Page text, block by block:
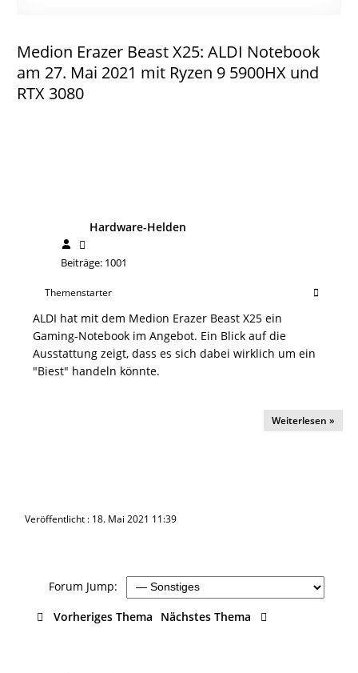
Medion Erazer Beast X25: ALDI Notebook
am 27. Mai 2021 mit Ryzen 9 5900HX und
RTX 3080
Hardware-Helden
Beiträge: 1001
Themenstarter
ALDI hat mit dem Medion Erazer Beast X25 ein
Gaming-Notebook im Angebot. Ein Blick auf die
Ausstattung zeigt, dass es sich dabei wirklich um ein
"Biest" handeln könnte.
Weiterlesen »
Veröffentlicht : 18. Mai 2021 11:39
Forum Jump:
Vorheriges Thema
Nächstes Thema